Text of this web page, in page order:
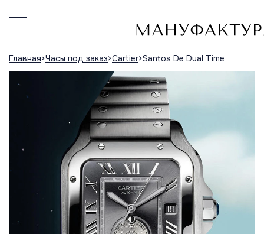
Главная Часы под заказ Cartier Santos De Dual Time